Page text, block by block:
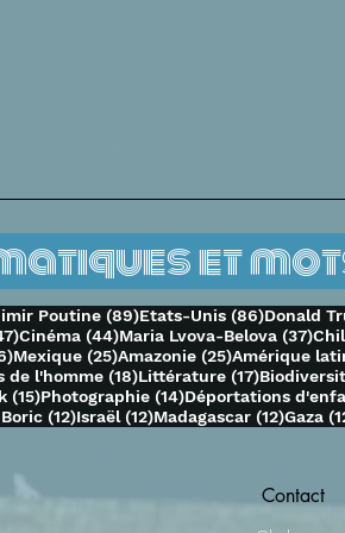
et
Poutine (89)89 posts
Etats-Unis (86)86 posts
Donald
47 posts
Cinéma (44)44 posts
Maria Lvova-Belova (37)37
26 posts
Mexique (25)25 posts
Amazonie (25)25 posts
Amérique
de l'homme (18)18 posts
Littérature (17)17 posts
(15)15 posts
Photographie (14)14 posts
Déportations
(12)12 posts
Israël (12)12 posts
Madagascar (12)12
Gaza
Contact